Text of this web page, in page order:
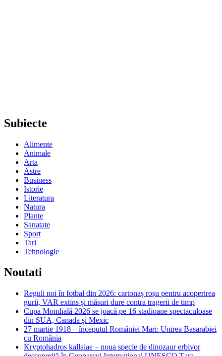
Subiecte
Alimente
Animale
Arta
Astre
Business
Istorie
Literatura
Natura
Plante
Sanatate
Sport
Tari
Tehnologie
Noutati
Reguli noi în fotbal din 2026: cartonaș roșu pentru acoperirea
gurii, VAR extins și măsuri dure contra tragerii de timp
Cupa Mondială 2026 se joacă pe 16 stadioane spectaculoase
din SUA, Canada și Mexic
27 martie 1918 – începutul României Mari: Unirea Basarabiei
cu România
Kryptohadros kallaiae – noua specie de dinozaur erbivor